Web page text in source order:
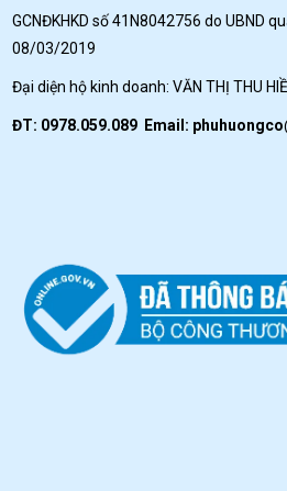
GCNĐKHKD số 41N8042756 do UBND
08/03/2019
Đại diện hộ kinh doanh: VĂN THỊ THU
ĐT: 0978.059.089 Email: